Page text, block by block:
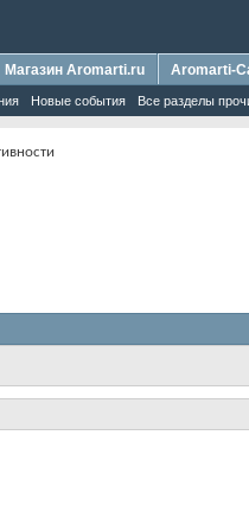
Новые события Все разделы
Магазин Aromarti.ru Aromarti-